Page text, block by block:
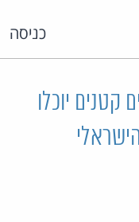
כניסה
קטנים יוכלו